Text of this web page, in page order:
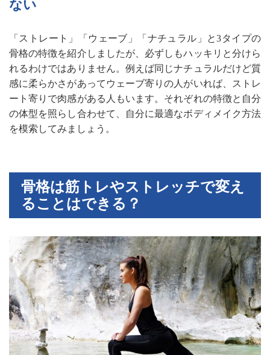
ない
「ストレート」「ウェーブ」「ナチュラル」と3タイプの
骨格の特徴を紹介しましたが、必ずしもハッキリと分けら
れるわけではありません。例えば同じナチュラルだけど質
感に柔らかさがあってウェーブ寄りの人がいれば、ストレ
ート寄りで肉感がある人もいます。それぞれの特徴と自分
の体型を照らし合わせて、自分に最適なボディメイク方法
を模索してみましょう。
骨格は筋トレやストレッチで変え
ることはできる？